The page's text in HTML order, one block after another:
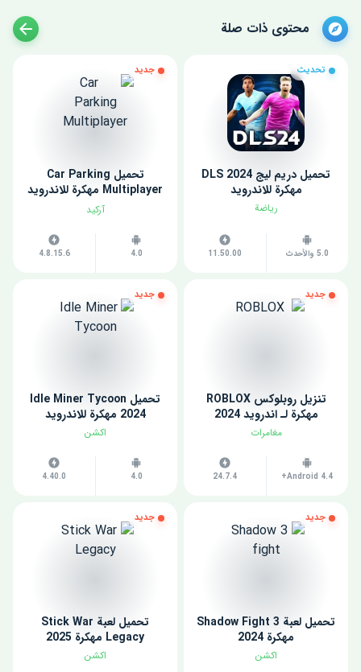
محتوى ذات صلة
تحديث
تحميل دريم ليج 2024 DLS
مهكرة للاندرويد
رياضة
5.0 والأحدث 11.50.00
جديد
تحميل Car Parking
Multiplayer مهكرة للاندرويد
اخر اصدار
آركيد
4.0
4.8.15.6
جديد
تنزيل روبلوكس ROBLOX
مهكرة لـ اندرويد 2024
مغامرات
Android 4.4+
24.7.4
جديد
تحميل Idle Miner Tycoon
2024 مهكرة للاندرويد
اكشن
4.0
4.40.0
جديد
تحميل لعبة Shadow Fight 3
مهكرة 2024
اكشن
جديد
تحميل لعبة Stick War
Legacy مهكرة 2025
اكشن